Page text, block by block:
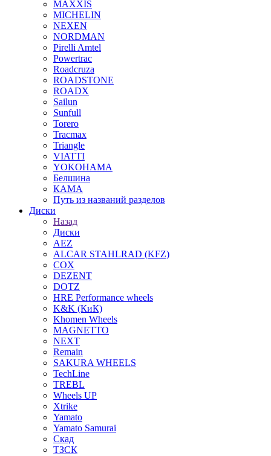
MAXXIS
MICHELIN
NEXEN
NORDMAN
Pirelli Amtel
Powertrac
Roadcruza
ROADSTONE
ROADX
Sailun
Sunfull
Torero
Tracmax
Triangle
VIATTI
YOKOHAMA
Белшина
КАМА
Путь из названий разделов
Диски
Назад
Диски
AEZ
ALCAR STAHLRAD (KFZ)
COX
DEZENT
DOTZ
HRE Performance wheels
K&K (КиК)
Khomen Wheels
MAGNETTO
NEXT
Remain
SAKURA WHEELS
TechLine
TREBL
Wheels UP
Xtrike
Yamato
Yamato Samurai
Скад
ТЗСК